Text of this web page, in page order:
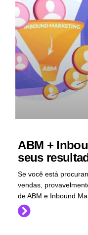
ABM +
seus
Se você está
vendas,
de ABM e Inbound